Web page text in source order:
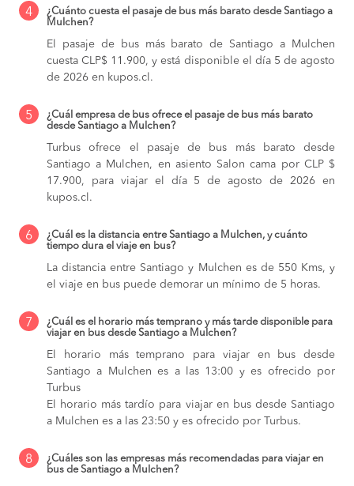
4
¿Cuánto cuesta el pasaje de bus más barato desde Santiago a
Mulchen?
El pasaje de bus más barato de Santiago a Mulchen
cuesta CLP$ 11.900, y está disponible el día 5 de agosto
de 2026 en kupos.cl.
5
¿Cuál empresa de bus ofrece el pasaje de bus más barato
desde Santiago a Mulchen?
Turbus ofrece el pasaje de bus más barato desde
Santiago a Mulchen, en asiento Salon cama por CLP $
17.900, para viajar el día 5 de agosto de 2026 en
kupos.cl.
6
¿Cuál es la distancia entre Santiago a Mulchen, y cuánto
tiempo dura el viaje en bus?
La distancia entre Santiago y Mulchen es de 550 Kms, y
el viaje en bus puede demorar un mínimo de 5 horas.
7
¿Cuál es el horario más temprano y más tarde disponible para
viajar en bus desde Santiago a Mulchen?
El horario más temprano para viajar en bus desde
Santiago a Mulchen es a las 13:00 y es ofrecido por
Turbus
El horario más tardío para viajar en bus desde Santiago
a Mulchen es a las 23:50 y es ofrecido por Turbus.
8
¿Cuáles son las empresas más recomendadas para viajar en
bus de Santiago a Mulchen?